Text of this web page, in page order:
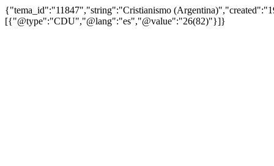
{"tema_id":"11847","string":"Cristianismo
[{"@type":"CDU","@lang":"es","@value":"26(82)"}]}